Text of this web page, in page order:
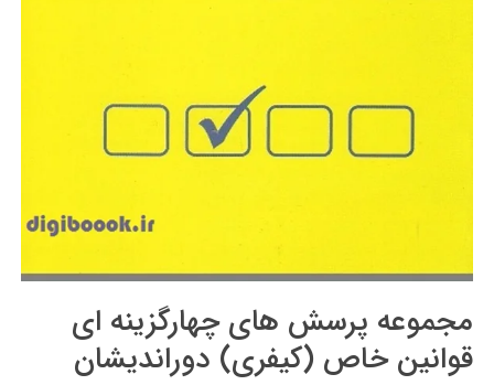
مجموعه پرسش های چهارگزینه ای
قوانین خاص (کیفری) دوراندیشان